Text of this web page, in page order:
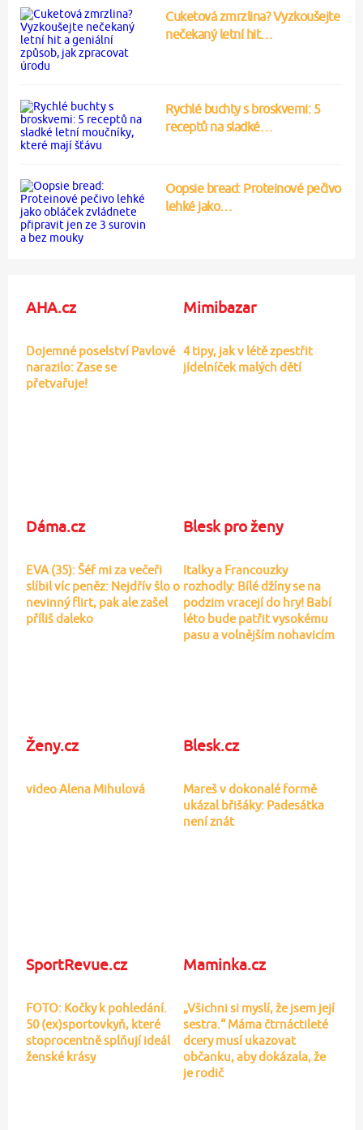
Cuketová zmrzlina? Vyzkoušejte
nečekaný letní hit…
Rychlé buchty s broskvemi: 5
receptů na sladké…
Oopsie bread: Proteinové pečivo
lehké jako…
AHA.cz
Dojemné poselství Pavlové
narazilo: Zase se
přetvařuje!
Mimibazar
4 tipy, jak v létě zpestřit
jídelníček malých dětí
Dáma.cz
EVA (35): Šéf mi za večeři
slíbil víc peněz: Nejdřív šlo o
nevinný flirt, pak ale zašel
příliš daleko
Blesk pro ženy
Italky a Francouzky
rozhodly: Bílé džíny se na
podzim vracejí do hry! Babí
léto bude patřit vysokému
pasu a volnějším nohavicím
Ženy.cz
video Alena Mihulová
Blesk.cz
Mareš v dokonalé formě
ukázal břišáky: Padesátka
není znát
SportRevue.cz
FOTO: Kočky k pohledání.
50 (ex)sportovkyň, které
stoprocentně splňují ideál
ženské krásy
Maminka.cz
„Všichni si myslí, že jsem její
sestra.“ Máma čtrnáctileté
dcery musí ukazovat
občanku, aby dokázala, že
je rodič